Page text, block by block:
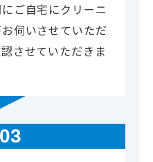
ご自宅にクリーニ
伺いさせていただ
させていただきま
03